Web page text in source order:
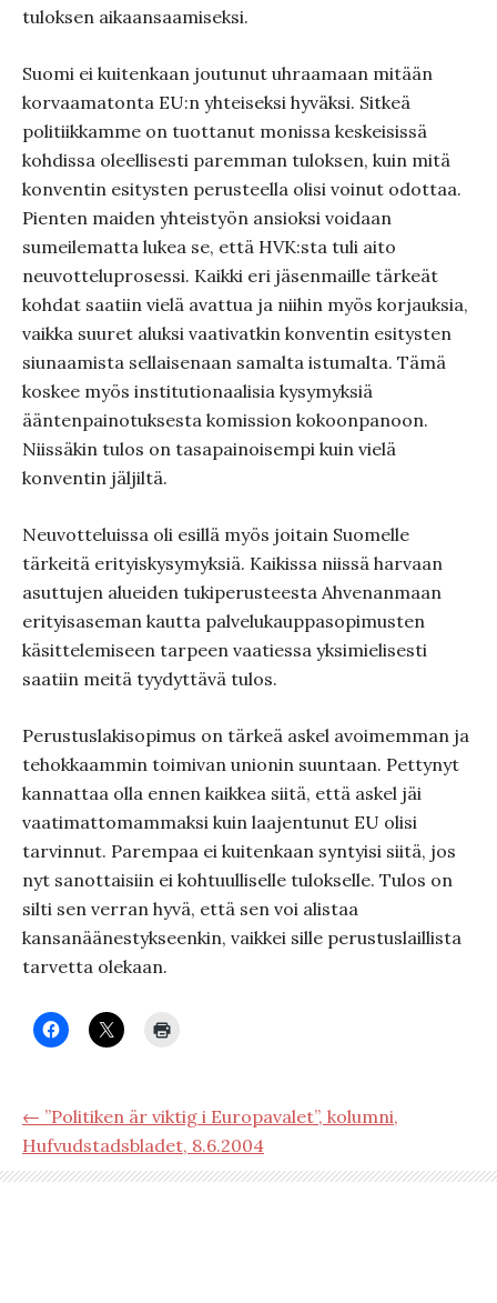
tuloksen aikaansaamiseksi.
Suomi ei kuitenkaan joutunut uhraamaan mitään
korvaamatonta EU:n yhteiseksi hyväksi. Sitkeä
politiikkamme on tuottanut monissa keskeisissä
kohdissa oleellisesti paremman tuloksen, kuin mitä
konventin esitysten perusteella olisi voinut odottaa.
Pienten maiden yhteistyön ansioksi voidaan
sumeilematta lukea se, että HVK:sta tuli aito
neuvotteluprosessi. Kaikki eri jäsenmaille tärkeät
kohdat saatiin vielä avattua ja niihin myös korjauksia,
vaikka suuret aluksi vaativatkin konventin esitysten
siunaamista sellaisenaan samalta istumalta. Tämä
koskee myös institutionaalisia kysymyksiä
ääntenpainotuksesta komission kokoonpanoon.
Niissäkin tulos on tasapainoisempi kuin vielä
konventin jäljiltä.
Neuvotteluissa oli esillä myös joitain Suomelle
tärkeitä erityiskysymyksiä. Kaikissa niissä harvaan
asuttujen alueiden tukiperusteesta Ahvenanmaan
erityisaseman kautta palvelukauppasopimusten
käsittelemiseen tarpeen vaatiessa yksimielisesti
saatiin meitä tyydyttävä tulos.
Perustuslakisopimus on tärkeä askel avoimemman ja
tehokkaammin toimivan unionin suuntaan. Pettynyt
kannattaa olla ennen kaikkea siitä, että askel jäi
vaatimattomammaksi kuin laajentunut EU olisi
tarvinnut. Parempaa ei kuitenkaan syntyisi siitä, jos
nyt sanottaisiin ei kohtuulliselle tulokselle. Tulos on
silti sen verran hyvä, että sen voi alistaa
kansanäänestykseenkin, vaikkei sille perustuslaillista
tarvetta olekaan.
← ”Politiken är viktig i Europavalet”, kolumni,
Hufvudstadsbladet, 8.6.2004